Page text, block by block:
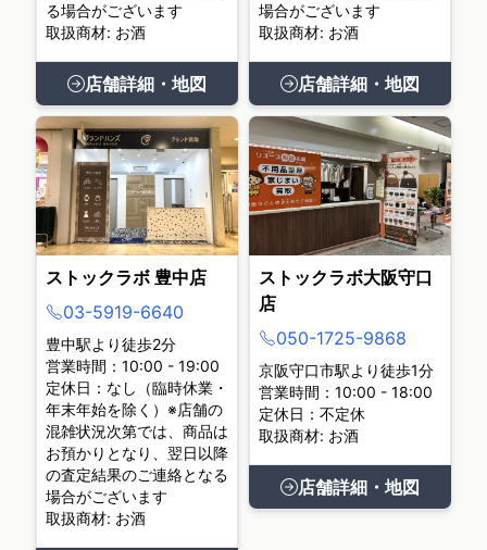
る場合がございます
取扱商材: お酒
店舗詳細・地図
場合がございます
取扱商材: お酒
店舗詳細・地図
ストックラボ 豊中店
03-5919-6640
豊中駅より徒歩2分
営業時間：10:00 - 19:00
定休日：なし（臨時休業・
年末年始を除く）※店舗の
混雑状況次第では、商品は
お預かりとなり、翌日以降
の査定結果のご連絡となる
場合がございます
取扱商材: お酒
ストックラボ大阪守口
店
050-1725-9868
京阪守口市駅より徒歩1分
営業時間：10:00 - 18:00
定休日：不定休
取扱商材: お酒
店舗詳細・地図